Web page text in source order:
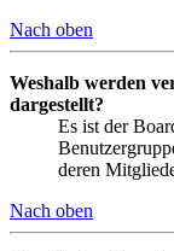
Nach oben
Weshalb werden
dargestellt?
Es ist der
deren
Nach oben